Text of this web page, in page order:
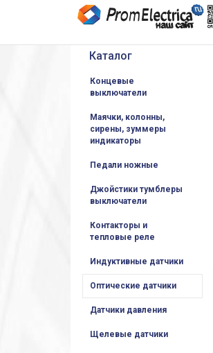
Каталог
Концевые
выключатели
Маячки, колонны,
сирены, зуммеры
индикаторы
Педали ножные
Джойстики тумблеры
выключатели
Контакторы и
тепловые реле
Индуктивные датчики
Оптические датчики
Датчики давления
Щелевые датчики